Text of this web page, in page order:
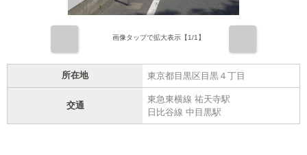
画像タップで拡大表示【1/1】
所在地 東京都目黒区目黒４丁目
交通
東急東横線 祐天寺駅
日比谷線 中目黒駅